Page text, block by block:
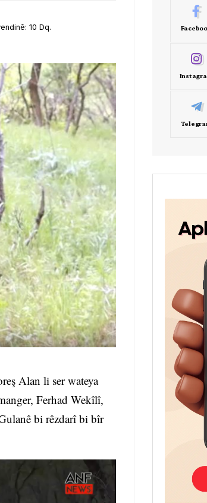
10 Dq.
Alan li ser wateya
Ferhad Wekîlî,
bi rêzdarî bi bîr